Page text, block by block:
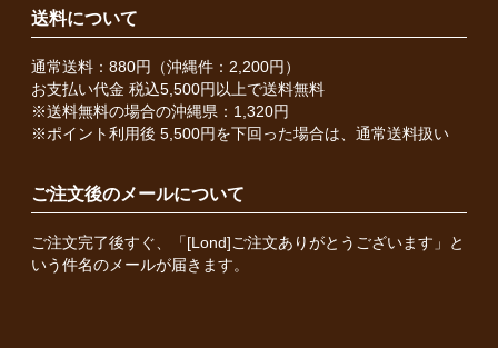
送料について
通常送料：880円（沖縄件：2,200円）
お支払い代金 税込5,500円以上で送料無料
※送料無料の場合の沖縄県：1,320円
※ポイント利用後 5,500円を下回った場合は、通常送料扱い
ご注文後のメールについて
ご注文完了後すぐ、「[Lond]ご注文ありがとうございます」と
いう件名のメールが届きます。